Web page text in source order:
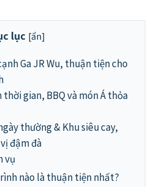
lục [ẩn]
Ga JR Wu, thuận tiện cho
gian, BBQ và món Á thỏa
thường & Khu siêu cay,
đậm đà
vụ
nào là thuận tiện nhất?